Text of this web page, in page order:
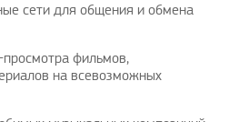
сети для общения и обмена
фильмов,
на всевозможных